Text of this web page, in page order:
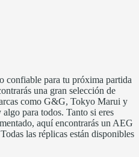
confiable para tu próxima partida
una gran selección de
como G&G, Tokyo Marui y
para todos. Tanto si eres
aquí encontrarás un AEG
las réplicas están disponibles